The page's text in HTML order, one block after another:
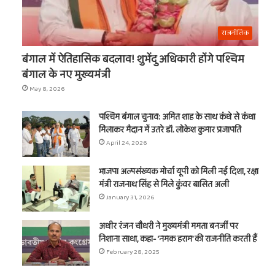
राजनीतिक
बंगाल में ऐतिहासिक बदलाव! शुभेंदु अधिकारी होंगे पश्चिम
बंगाल के नए मुख्यमंत्री
May 8, 2026
पश्चिम बंगाल चुनाव: अमित शाह के साथ कंधे से कंधा
मिलाकर मैदान में उतरे डॉ. लोकेश कुमार प्रजापति
April 24, 2026
भाजपा अल्पसंख्यक मोर्चा यूपी को मिली नई दिशा, रक्षा
मंत्री राजनाथ सिंह से मिले कुंवर बासित अली
January 31, 2026
अधीर रंजन चौधरी ने मुख्यमंत्री ममता बनर्जी पर
निशाना साधा, कहा- ‘नमक हराम’ की राजनीति करती हैं
February 28, 2025